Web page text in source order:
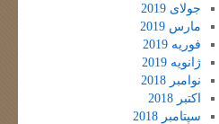
جولای 2019
مارس 2019
فوریه 2019
ژانویه 2019
نوامبر 2018
اکتبر 2018
سپتامبر 2018